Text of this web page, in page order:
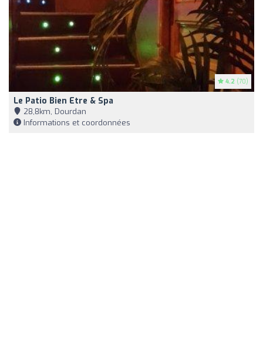
4.2 (70)
Le Patio Bien Etre & Spa
28,8km, Dourdan
Informations et coordonnées